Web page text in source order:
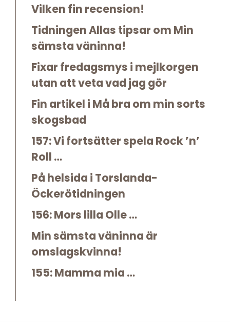
Vilken fin recension!
Tidningen Allas tipsar om Min
sämsta väninna!
Fixar fredagsmys i mejlkorgen
utan att veta vad jag gör
Fin artikel i Må bra om min sorts
skogsbad
157: Vi fortsätter spela Rock ’n’
Roll …
På helsida i Torslanda-
Öckerötidningen
156: Mors lilla Olle …
Min sämsta väninna är
omslagskvinna!
155: Mamma mia …